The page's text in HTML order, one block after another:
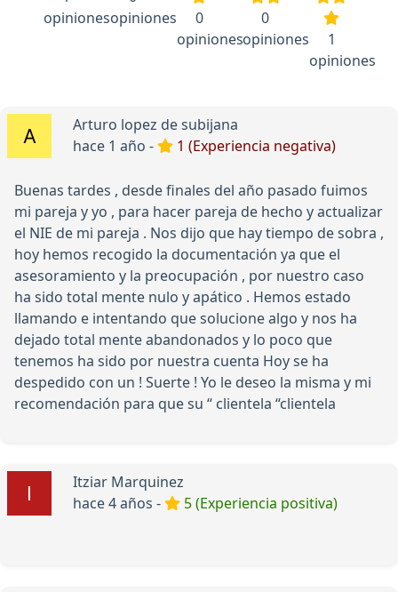
opinionesopiniones
0
opiniones
0
opiniones
1
opiniones
Arturo lopez de subijana
hace 1 año -
1 (Experiencia negativa)
Buenas tardes , desde finales del año pasado fuimos
mi pareja y yo , para hacer pareja de hecho y actualizar
el NIE de mi pareja . Nos dijo que hay tiempo de sobra ,
hoy hemos recogido la documentación ya que el
asesoramiento y la preocupación , por nuestro caso
ha sido total mente nulo y apático . Hemos estado
llamando e intentando que solucione algo y nos ha
dejado total mente abandonados y lo poco que
tenemos ha sido por nuestra cuenta Hoy se ha
despedido con un ! Suerte ! Yo le deseo la misma y mi
recomendación para que su “ clientela “clientela
Itziar Marquinez
hace 4 años -
5 (Experiencia positiva)